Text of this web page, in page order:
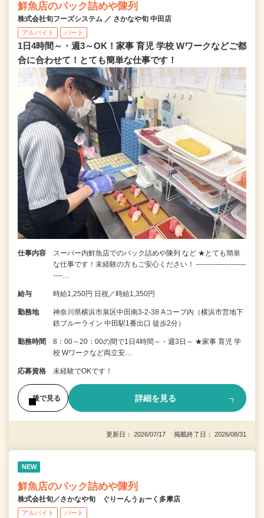
鮮魚店のパック詰めや陳列
株式会社旬フーズシステム ／ さかなや旬 中田店
アルバイト パート
1日4時間～・週3～OK！家事 育児 学校 Wワークなどご都
合に合わせて！とても簡単な仕事です！
仕事内容
スーパー内鮮魚店でのパック詰めや陳列 など ★とても簡単
な仕事です！未経験の方もご安心ください！ ---------------------
----…
給与 時給1,250円 日祝／時給1,350円
勤務地
神奈川県横浜市泉区中田南3-2-38 Aコープ内（横浜市営地下
鉄ブルーライン 中田駅1番出口 徒歩2分）
勤務時間
8：00～20：00の間で1日4時間～・週3日～ ★家事 育児 学
校 Wワークなど両立安…
応募資格 未経験でOKです！
後で見る 詳細を見る
更新日： 2026/07/17 掲載終了日： 2026/08/31
NEW
鮮魚店のパック詰めや陳列
株式会社旬／さかなや旬 ぐりーんうぉーく多摩店
アルバイト パート